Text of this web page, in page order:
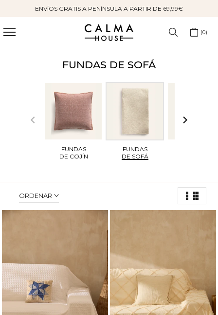
contenido
ENVÍOS GRATIS A PENÍNSULA A PARTIR DE 69,99€
0
FUNDAS DE SOFÁ
FUNDAS
DE COJÍN
FUNDAS
DE SOFÁ
ORDENAR